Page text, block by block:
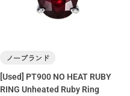
ノーブランド
[Used] PT900 NO HEAT RUBY
RING Unheated Ruby Ring